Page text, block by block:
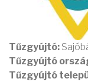
Tűzgyújtó:
Tűzgyújtó
Tűzgyújtó